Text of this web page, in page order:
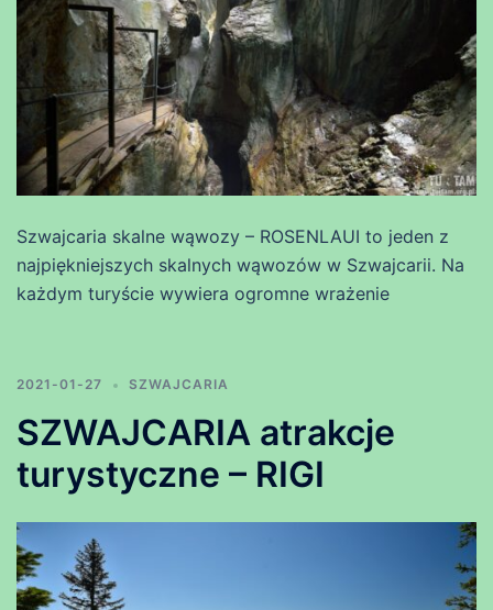
Szwajcaria skalne wąwozy – ROSENLAUI to jeden z
najpiękniejszych skalnych wąwozów w Szwajcarii. Na
każdym turyście wywiera ogromne wrażenie
2021-01-27 SZWAJCARIA
SZWAJCARIA atrakcje
turystyczne – RIGI